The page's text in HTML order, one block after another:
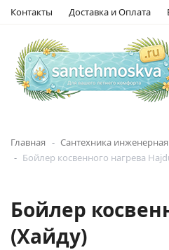
Контакты Доставка и Оплата
Главная Сантехника инженерная
Бойлер косвенного нагрева
Бойлер
(Хайду)